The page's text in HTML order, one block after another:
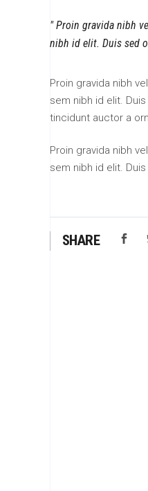
Proin gravida nibh
nibh id elit. Duis sed
Proin gravida nibh
sem nibh id elit.
tincidunt auctor a
Proin gravida nibh
sem nibh id elit.
SHARE